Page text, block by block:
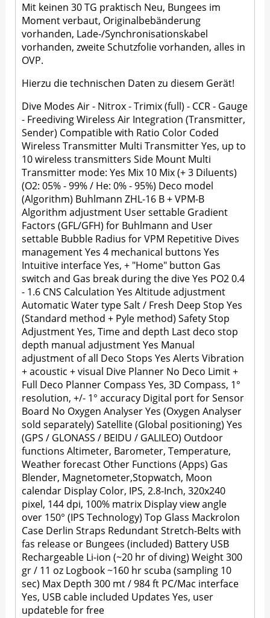
Mit keinen 30 TG praktisch Neu, Bungees im
Moment verbaut, Originalbebänderung
vorhanden, Lade-/Synchronisationskabel
vorhanden, zweite Schutzfolie vorhanden, alles in
OVP.
Hierzu die technischen Daten zu diesem Gerät!
Dive Modes Air - Nitrox - Trimix (full) - CCR - Gauge
- Freediving Wireless Air Integration (Transmitter,
Sender) Compatible with Ratio Color Coded
Wireless Transmitter Multi Transmitter Yes, up to
10 wireless transmitters Side Mount Multi
Transmitter mode: Yes Mix 10 Mix (+ 3 Diluents)
(O2: 05% - 99% / He: 0% - 95%) Deco model
(Algorithm) Buhlmann ZHL-16 B + VPM-B
Algorithm adjustment User settable Gradient
Factors (GFL/GFH) for Buhlmann and User
settable Bubble Radius for VPM Repetitive Dives
management Yes 4 mechanical buttons Yes
Intuitive interface Yes, + "Home" button Gas
switch and Gas break during the dive Yes PO2 0.4
- 1.6 CNS Calculation Yes Altitude adjustment
Automatic Water type Salt / Fresh Deep Stop Yes
(Standard method + Pyle method) Safety Stop
Adjustment Yes, Time and depth Last deco stop
depth manual adjustment Yes Manual
adjustment of all Deco Stops Yes Alerts Vibration
+ acoustic + visual Dive Planner No Deco Limit +
Full Deco Planner Compass Yes, 3D Compass, 1°
resolution, +/- 1° accuracy Digital port for Sensor
Board No Oxygen Analyser Yes (Oxygen Analyser
sold separately) Satellite (Global positioning) Yes
(GPS / GLONASS / BEIDU / GALILEO) Outdoor
functions Altimeter, Barometer, Temperature,
Weather forecast Other Functions (Apps) Gas
Blender, Magnetometer,Stopwatch, Moon
calendar Display Color, IPS, 2.8-Inch, 320x240
pixel, 144 dpi, 100% matrix Display view angle
over 150° (IPS Technology) Top Glass Mackrolon
Case Derlin Straps Redundant Stretch-Belts with
fas release or Bungees (included) Battery USB
Rechargeable Li-ion (~20 hr of diving) Weight 300
gr / 11 oz Logbook ~160 hr scuba (sampling 10
sec) Max Depth 300 mt / 984 ft PC/Mac interface
Yes, USB cable included Updates Yes, user
updateble for free